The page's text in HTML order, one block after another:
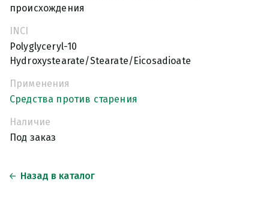
происхождения
INCI
Polyglyceryl-10
Hydroxystearate/Stearate/Eicosadioate
Применения
Средства против старения
Наличие
Под заказ
Назад в каталог